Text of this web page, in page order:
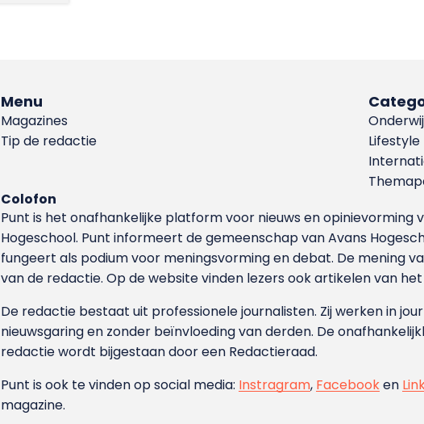
Menu
Magazines
Tip de redactie
Lifestyle
Colofon
Punt is het onafhankelijke platform voor nieuws en
Hoge­school. Punt informeert de gemeenschap van Avans
fungeert als podium voor meningsvorming en debat. De mening
van de redactie. Op de website vinden lezers ook artikelen van
De redactie bestaat uit professionele journalisten. Zij werken in
nieuwsgaring en zonder beïnvloeding van derden. De
redactie wordt bijgestaan door een Redactieraad.
Punt is ook te vinden op social media: Instragram, Facebooken
magazine.